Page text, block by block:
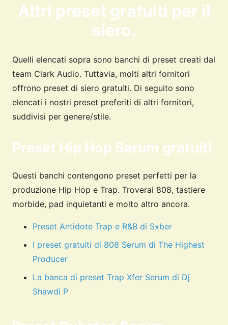
Altri preset gratuiti per il
siero.
Quelli elencati sopra sono banchi di preset creati dal
team Clark Audio. Tuttavia, molti altri fornitori
offrono preset di siero gratuiti. Di seguito sono
elencati i nostri preset preferiti di altri fornitori,
suddivisi per genere/stile.
Preset Hip Hop Serum gratuiti
Questi banchi contengono preset perfetti per la
produzione Hip Hop e Trap. Troverai 808, tastiere
morbide, pad inquietanti e molto altro ancora.
Preset Antidote Trap e R&B di Sxber
I preset gratuiti di 808 Serum di The Highest
Producer
La banca di preset Trap Xfer Serum di Dj
Shawdi P